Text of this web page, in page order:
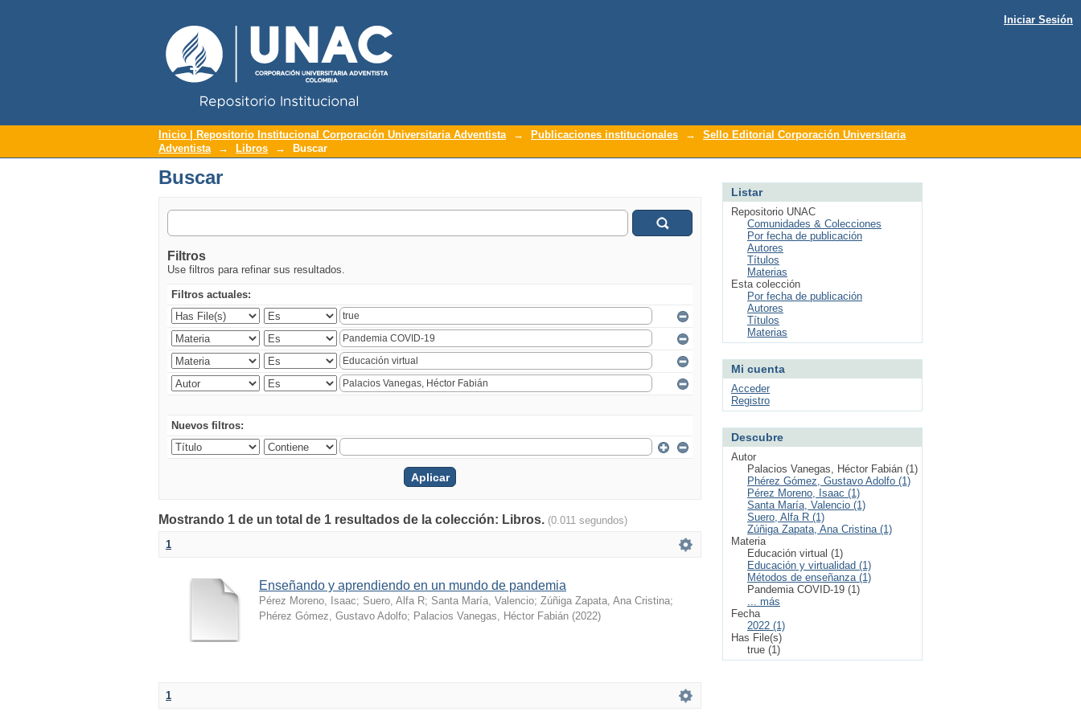
Buscar
Iniciar Sesión
Inicio | Repositorio Institucional Corporación Universitaria Adventista → Publicaciones institucionales →
Sello Editorial Corporación Universitaria
Adventista
→ Libros → Buscar
Buscar
Filtros
Use filtros para refinar sus resultados.
Filtros actuales:
Nuevos filtros:
Mostrando 1 de un total de 1 resultados de la colección: Libros. (0.011 segundos)
1
Enseñando y aprendiendo en un mundo de pandemia
Pérez Moreno, Isaac; Suero, Alfa R; Santa María, Valencio; Zúñiga Zapata, Ana Cristina;
Phérez Gómez, Gustavo Adolfo; Palacios Vanegas, Héctor Fabián (2022)
1
Listar
Repositorio UNAC
Comunidades & Colecciones
Por fecha de publicación
Autores
Títulos
Materias
Esta colección
Por fecha de publicación
Autores
Títulos
Materias
Mi cuenta
Acceder
Registro
Descubre
Autor
Palacios Vanegas, Héctor Fabián (1)
Phérez Gómez, Gustavo Adolfo (1)
Pérez Moreno, Isaac (1)
Santa María, Valencio (1)
Suero, Alfa R (1)
Zúñiga Zapata, Ana Cristina (1)
Materia
Educación virtual (1)
Educación y virtualidad (1)
Métodos de enseñanza (1)
Pandemia COVID-19 (1)
... más
Fecha
2022 (1)
Has File(s)
true (1)